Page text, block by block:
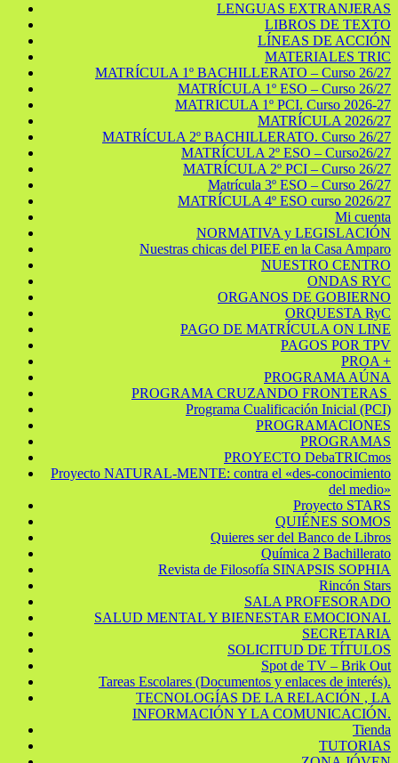
LENGUAS EXTRANJERAS
LIBROS DE TEXTO
LÍNEAS DE ACCIÓN
MATERIALES TRIC
MATRÍCULA 1º BACHILLERATO – Curso 26/27
MATRÍCULA 1º ESO – Curso 26/27
MATRICULA 1º PCI. Curso 2026-27
MATRÍCULA 2026/27
MATRÍCULA 2º BACHILLERATO. Curso 26/27
MATRÍCULA 2º ESO – Curso26/27
MATRÍCULA 2º PCI – Curso 26/27
Matrícula 3º ESO – Curso 26/27
MATRÍCULA 4º ESO curso 2026/27
Mi cuenta
NORMATIVA y LEGISLACIÓN
Nuestras chicas del PIEE en la Casa Amparo
NUESTRO CENTRO
ONDAS RYC
ORGANOS DE GOBIERNO
ORQUESTA RyC
PAGO DE MATRÍCULA ON LINE
PAGOS POR TPV
PROA +
PROGRAMA AÚNA
PROGRAMA CRUZANDO FRONTERAS
Programa Cualificación Inicial (PCI)
PROGRAMACIONES
PROGRAMAS
PROYECTO DebaTRICmos
Proyecto NATURAL-MENTE: contra el «des-conocimiento
del medio»
Proyecto STARS
QUIÉNES SOMOS
Quieres ser del Banco de Libros
Química 2 Bachillerato
Revista de Filosofía SINAPSIS SOPHIA
Rincón Stars
SALA PROFESORADO
SALUD MENTAL Y BIENESTAR EMOCIONAL
SECRETARIA
SOLICITUD DE TÍTULOS
Spot de TV – Brik Out
Tareas Escolares (Documentos y enlaces de interés).
TECNOLOGÍAS DE LA RELACIÓN , LA
INFORMACIÓN Y LA COMUNICACIÓN.
Tienda
TUTORIAS